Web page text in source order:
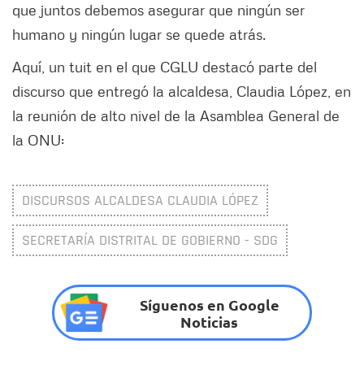
que juntos debemos asegurar que ningún ser
humano y ningún lugar se quede atrás.
Aquí, un tuit en el que CGLU destacó parte del
discurso que entregó la alcaldesa, Claudia López, en
la reunión de alto nivel de la Asamblea General de
la ONU:
DISCURSOS ALCALDESA CLAUDIA LÓPEZ
SECRETARÍA DISTRITAL DE GOBIERNO - SDG
Síguenos en Google
Noticias